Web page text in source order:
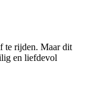
te rijden. Maar dit
en liefdevol